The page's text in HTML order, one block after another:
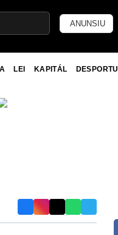
ANUNSIU
LEI KAPITÁL DESPORTU